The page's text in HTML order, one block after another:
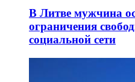
В Литве мужчина
ограничения
социальной сети